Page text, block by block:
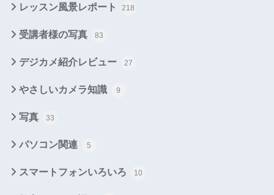
レッスン風景レポート 218
受講者様の写真 83
デジカメ紹介レビュー 27
やさしいカメラ知識 9
写真 33
パソコン関連 5
スマートフォンいろいろ 10